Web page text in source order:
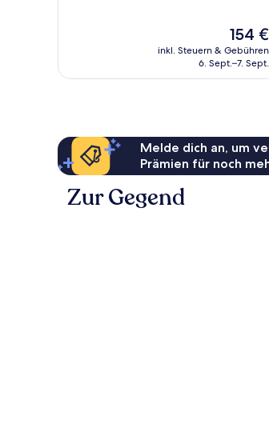
Der
Preis
beträgt
154 €
inkl. Steuern & Gebühren
6. Sept.–7. Sept.
Melde dich an, um
Prämien für noch
Zur Gegend